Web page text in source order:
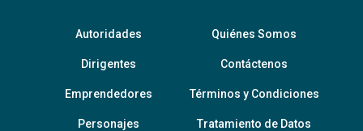
Autoridades
Dirigentes
Emprendedores
Personajes
Quiénes Somos
Contáctenos
Términos y Condiciones
Tratamiento de Datos